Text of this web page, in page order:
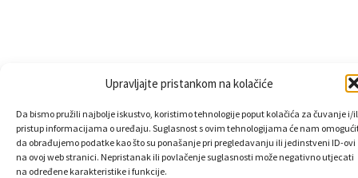
Upravljajte pristankom na kolačiće
Da bismo pružili najbolje iskustvo, koristimo tehnologije poput kolačića za čuvanje i/
pristup informacijama o uređaju. Suglasnost s ovim tehnologijama će nam
da obrađujemo podatke kao što su ponašanje pri pregledavanju ili jedinstveni ID-ovi
na ovoj web stranici. Nepristanak ili povlačenje suglasnosti može negativno utjecati
na određene karakteristike i funkcije.